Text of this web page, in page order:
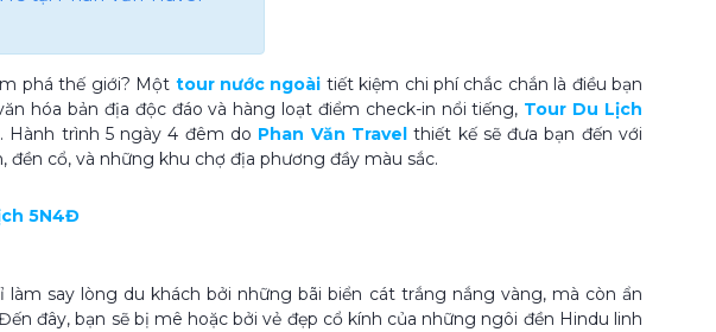
phá thế giới? Một tour nước ngoài tiết kiệm chi phí chắc chắn là điều bạn
hóa bản địa độc đáo và hàng loạt điểm check-in nổi tiếng, Tour Du Lịch
Hành trình 5 ngày 4 đêm do Phan Văn Travelthiết kế sẽ đưa bạn đến với
cổ, và những khu chợ địa phương đầy màu sắc.
5N4Đ
say lòng du khách bởi những bãi biển cát trắng nắng vàng, mà còn ẩn
đây, bạn sẽ bị mê hoặc bởi vẻ đẹp cổ kính của những ngôi đền Hindu linh